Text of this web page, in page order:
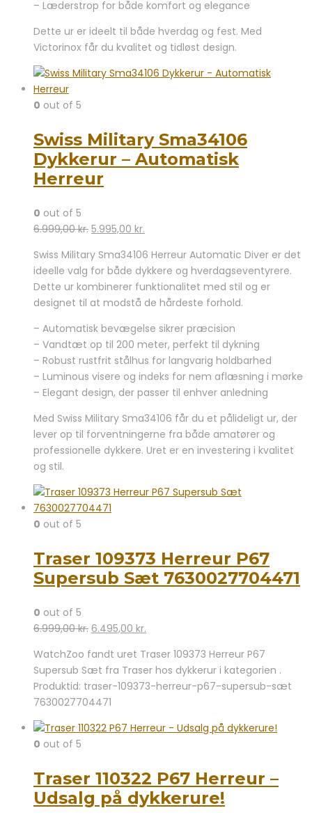
– Læderstrop for både komfort og elegance
Dette ur er ideelt til både hverdag og fest. Med
Victorinox får du kvalitet og tidløst design.
0 out of 5
Swiss Military Sma34106
Dykkerur – Automatisk
Herreur
0 out of 5
6.999,00kr. Den
pris
var:
6.999,00 kr..
5.995,00 kr.
pris
er:
5.995,00 kr..
Swiss Military Sma34106 Herreur Automatic Diver er det
ideelle valg for både dykkere og hverdagseventyrere.
Dette ur kombinerer funktionalitet med stil og er
designet til at modstå de hårdeste forhold.
– Automatisk bevægelse sikrer præcision
– Vandtæt op til 200 meter, perfekt til dykning
– Robust rustfrit stålhus for langvarig holdbarhed
– Luminous visere og indeks for nem aflæsning i mørke
– Elegant design, der passer til enhver anledning
Med Swiss Military Sma34106 får du et pålideligt ur, der
lever op til forventningerne fra både amatører og
professionelle dykkere. Uret er en investering i kvalitet
og stil.
0 out of 5
Traser 109373 Herreur P67
Supersub Sæt 7630027704471
0 out of 5
6.999,00kr. Den
pris
var:
6.999,00 kr..
6.495,00 kr.
pris
er:
6.495,00 kr..
WatchZoo fandt uret Traser 109373 Herreur P67
Supersub Sæt fra Traser hos dykkerur i kategorien .
Produktid: traser-109373-herreur-p67-supersub-sæt
7630027704471
0 out of 5
Traser 110322 P67 Herreur –
Udsalg på dykkerure!